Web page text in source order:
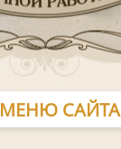
МЕНЮ САЙТА